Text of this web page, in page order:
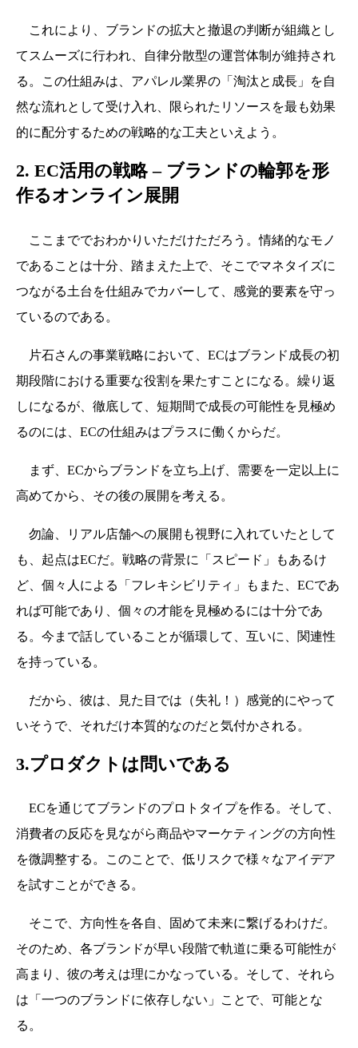
これにより、ブランドの拡大と撤退の判断が組織とし
てスムーズに行われ、自律分散型の運営体制が維持され
る。この仕組みは、アパレル業界の「淘汰と成長」を自
然な流れとして受け入れ、限られたリソースを最も効果
的に配分するための戦略的な工夫といえよう。
2. EC活用の戦略 – ブランドの輪郭を形
作るオンライン展開
ここまででおわかりいただけただろう。情緒的なモノ
であることは十分、踏まえた上で、そこでマネタイズに
つながる土台を仕組みでカバーして、感覚的要素を守っ
ているのである。
片石さんの事業戦略において、ECはブランド成長の初
期段階における重要な役割を果たすことになる。繰り返
しになるが、徹底して、短期間で成長の可能性を見極め
るのには、ECの仕組みはプラスに働くからだ。
まず、ECからブランドを立ち上げ、需要を一定以上に
高めてから、その後の展開を考える。
勿論、リアル店舗への展開も視野に入れていたとして
も、起点はECだ。戦略の背景に「スピード」もあるけ
ど、個々人による「フレキシビリティ」もまた、ECであ
れば可能であり、個々の才能を見極めるには十分であ
る。今まで話していることが循環して、互いに、関連性
を持っている。
だから、彼は、見た目では（失礼！）感覚的にやって
いそうで、それだけ本質的なのだと気付かされる。
3.プロダクトは問いである
ECを通じてブランドのプロトタイプを作る。そして、
消費者の反応を見ながら商品やマーケティングの方向性
を微調整する。このことで、低リスクで様々なアイデア
を試すことができる。
そこで、方向性を各自、固めて未来に繋げるわけだ。
そのため、各ブランドが早い段階で軌道に乗る可能性が
高まり、彼の考えは理にかなっている。そして、それら
は「一つのブランドに依存しない」ことで、可能とな
る。